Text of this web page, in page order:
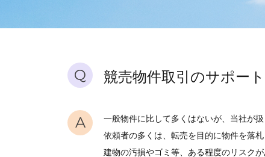
Q 競売物件取引のサポー
A
一般物件に比して多くはないが、当社が
依頼者の多くは、転売を目的に物件を落札
建物の汚損やゴミ等、ある程度のリスク